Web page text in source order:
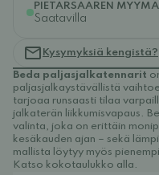
PIETARSAAREN
Saatavilla
Kysymyksiä kengistä?
Beda paljasjalkatennarit
paljasjalkaystävällistä
tarjoaa runsaasti tilaa
jalkaterän liikkumisvapaus.
valinta, joka on erittäin
kesäkauden ajan – sekä
mallista löytyy myös
Katso kokotaulukko alla.